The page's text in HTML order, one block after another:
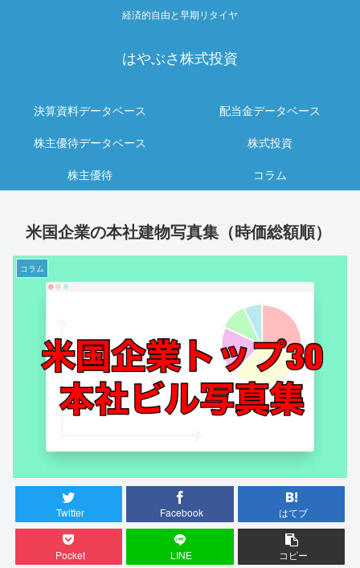
経済的自由と早期リタイヤ
はやぶさ株式投資
決算資料データベース
配当金データベース
株主優待データベース
株式投資
株主優待
コラム
米国企業の本社建物写真集（時価総額順）
コラム
Twitter Facebook はてブ
Pocket LINE コピー